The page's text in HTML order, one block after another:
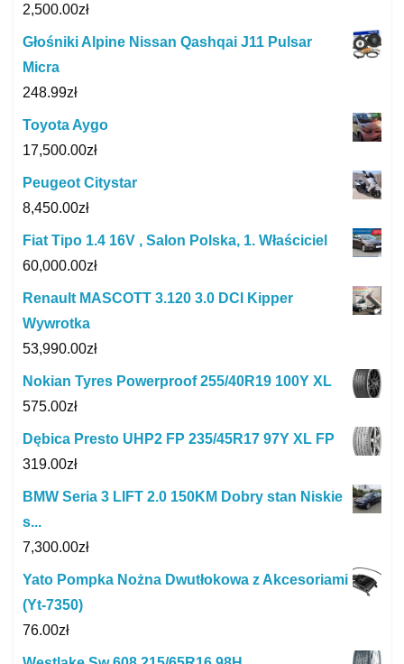
2,500.00zł
Głośniki Alpine Nissan Qashqai J11 Pulsar
Micra
248.99zł
Toyota Aygo
17,500.00zł
Peugeot Citystar
8,450.00zł
Fiat Tipo 1.4 16V , Salon Polska, 1. Właściciel
60,000.00zł
Renault MASCOTT 3.120 3.0 DCI Kipper
Wywrotka
53,990.00zł
Nokian Tyres Powerproof 255/40R19 100Y XL
575.00zł
Dębica Presto UHP2 FP 235/45R17 97Y XL FP
319.00zł
BMW Seria 3 LIFT 2.0 150KM Dobry stan Niskie
s...
7,300.00zł
Yato Pompka Nożna Dwutłokowa z Akcesoriami
(Yt-7350)
76.00zł